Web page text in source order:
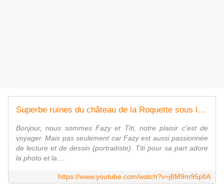
Superbe ruines du château de la Roquette sous le vent et les gouttes de pluie sans oublier le soleil
Bonjour, nous sommes Fazy et Titi, notre plaisir c'est de
voyager. Mais pas seulement car Fazy est aussi passionnée
de lecture et de dessin (portraitiste). Titi pour sa part adore
la photo et la ...
https://www.youtube.com/watch?v=j8M9m95plIA